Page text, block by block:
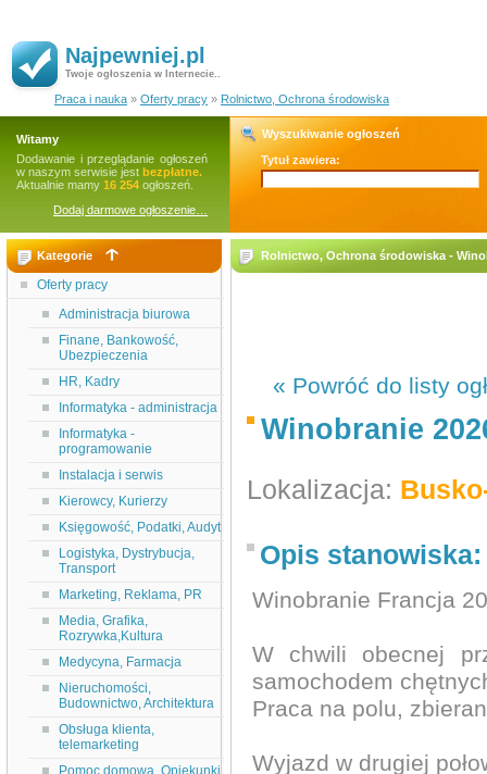
Najpewniej.pl
Twoje ogłoszenia w Internecie..
Praca i nauka » Oferty pracy » Rolnictwo, Ochrona środowiska
Witamy
Dodawanie i przeglądanie ogłoszeń
w naszym serwisie jest bezpłatne.
Aktualnie mamy 16 254 ogłoszeń.
Dodaj darmowe ogłoszenie…
Wyszukiwanie ogłoszeń
Tytuł zawiera:
Kategorie
Oferty pracy
Administracja biurowa
Finane, Bankowość,
Ubezpieczenia
HR, Kadry
Informatyka - administracja
Informatyka -
programowanie
Instalacja i serwis
Kierowcy, Kurierzy
Księgowość, Podatki, Audyt
Logistyka, Dystrybucja,
Transport
Marketing, Reklama, PR
Media, Grafika,
Rozrywka,Kultura
Medycyna, Farmacja
Nieruchomości,
Budownictwo, Architektura
Obsługa klienta,
telemarketing
Pomoc domowa, Opiekunki
Rolnictwo, Ochrona środowiska -
« Powróć do listy
Winobranie
Lokalizacja:
Opis stanowiska:
Winobranie Francja
W chwili obecnej
samochodem
Praca na polu,
Wyjazd w drugiej